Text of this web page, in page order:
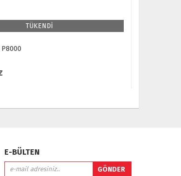
TÜKENDİ
E-BÜLTEN